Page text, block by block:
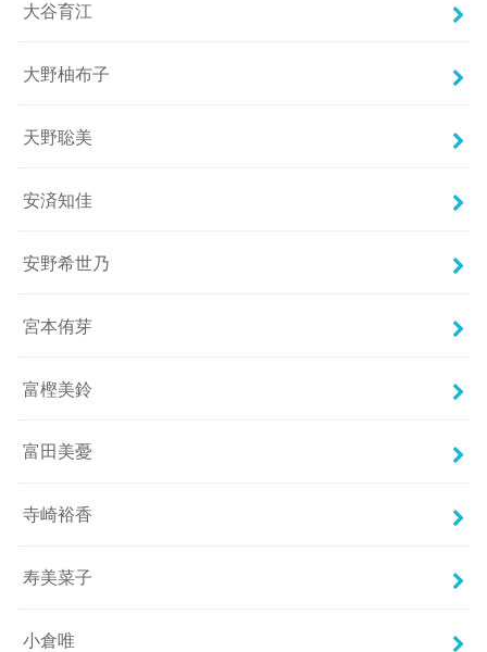
大谷育江
大野柚布子
天野聡美
安済知佳
安野希世乃
宮本侑芽
富樫美鈴
富田美憂
寺崎裕香
寿美菜子
小倉唯